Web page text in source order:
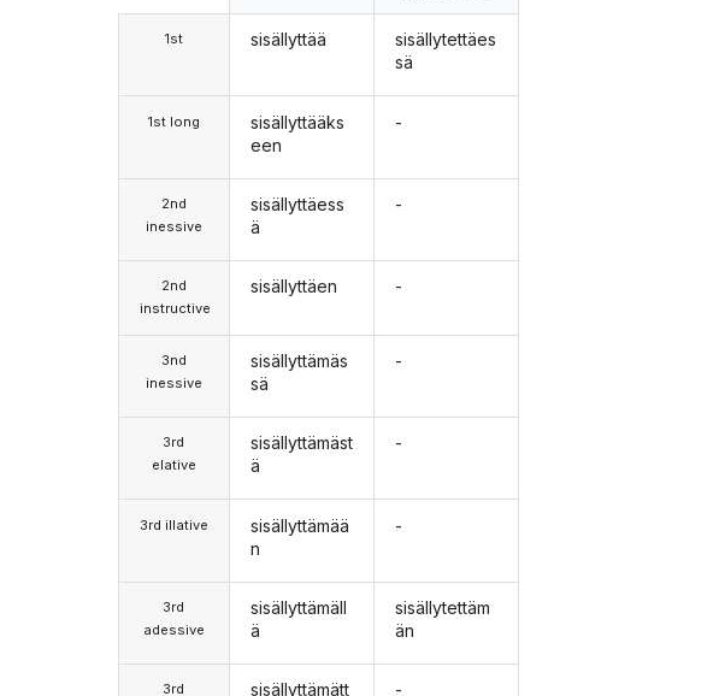
1st
1st long
2nd
inessive
2nd
instructive
3nd
inessive
3rd
elative
3rd illative
3rd
adessive
3rd
sisällyttää
sisällyttääks
een
sisällyttäess
ä
sisällyttäen
sisällyttämäs
sä
sisällyttämäst
ä
sisällyttämää
n
sisällyttämäll
ä
sisällyttämätt
sisällytettäes
sä
-
-
-
-
-
-
sisällytettäm
än
-